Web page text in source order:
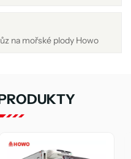
na mořské plody Howo